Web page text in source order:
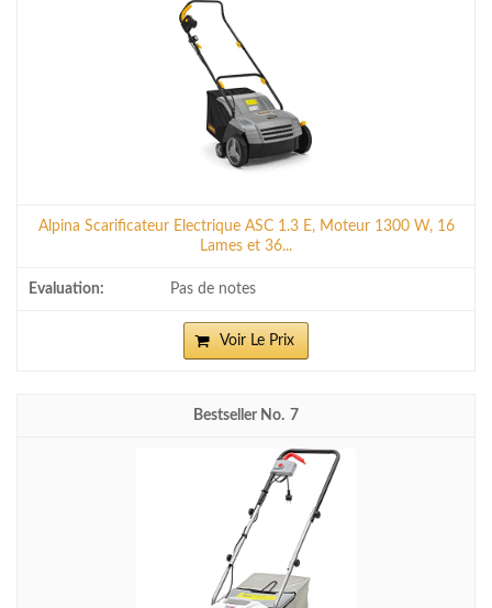
Alpina Scarificateur Electrique ASC 1.3 E, Moteur 1300 W, 16
Lames et 36...
Pas de notes
Voir Le Prix
7